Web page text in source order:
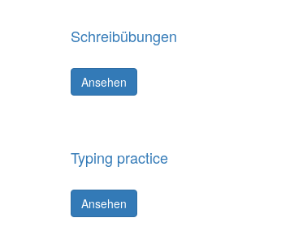
Schreibübungen
Ansehen
Typing practice
Ansehen